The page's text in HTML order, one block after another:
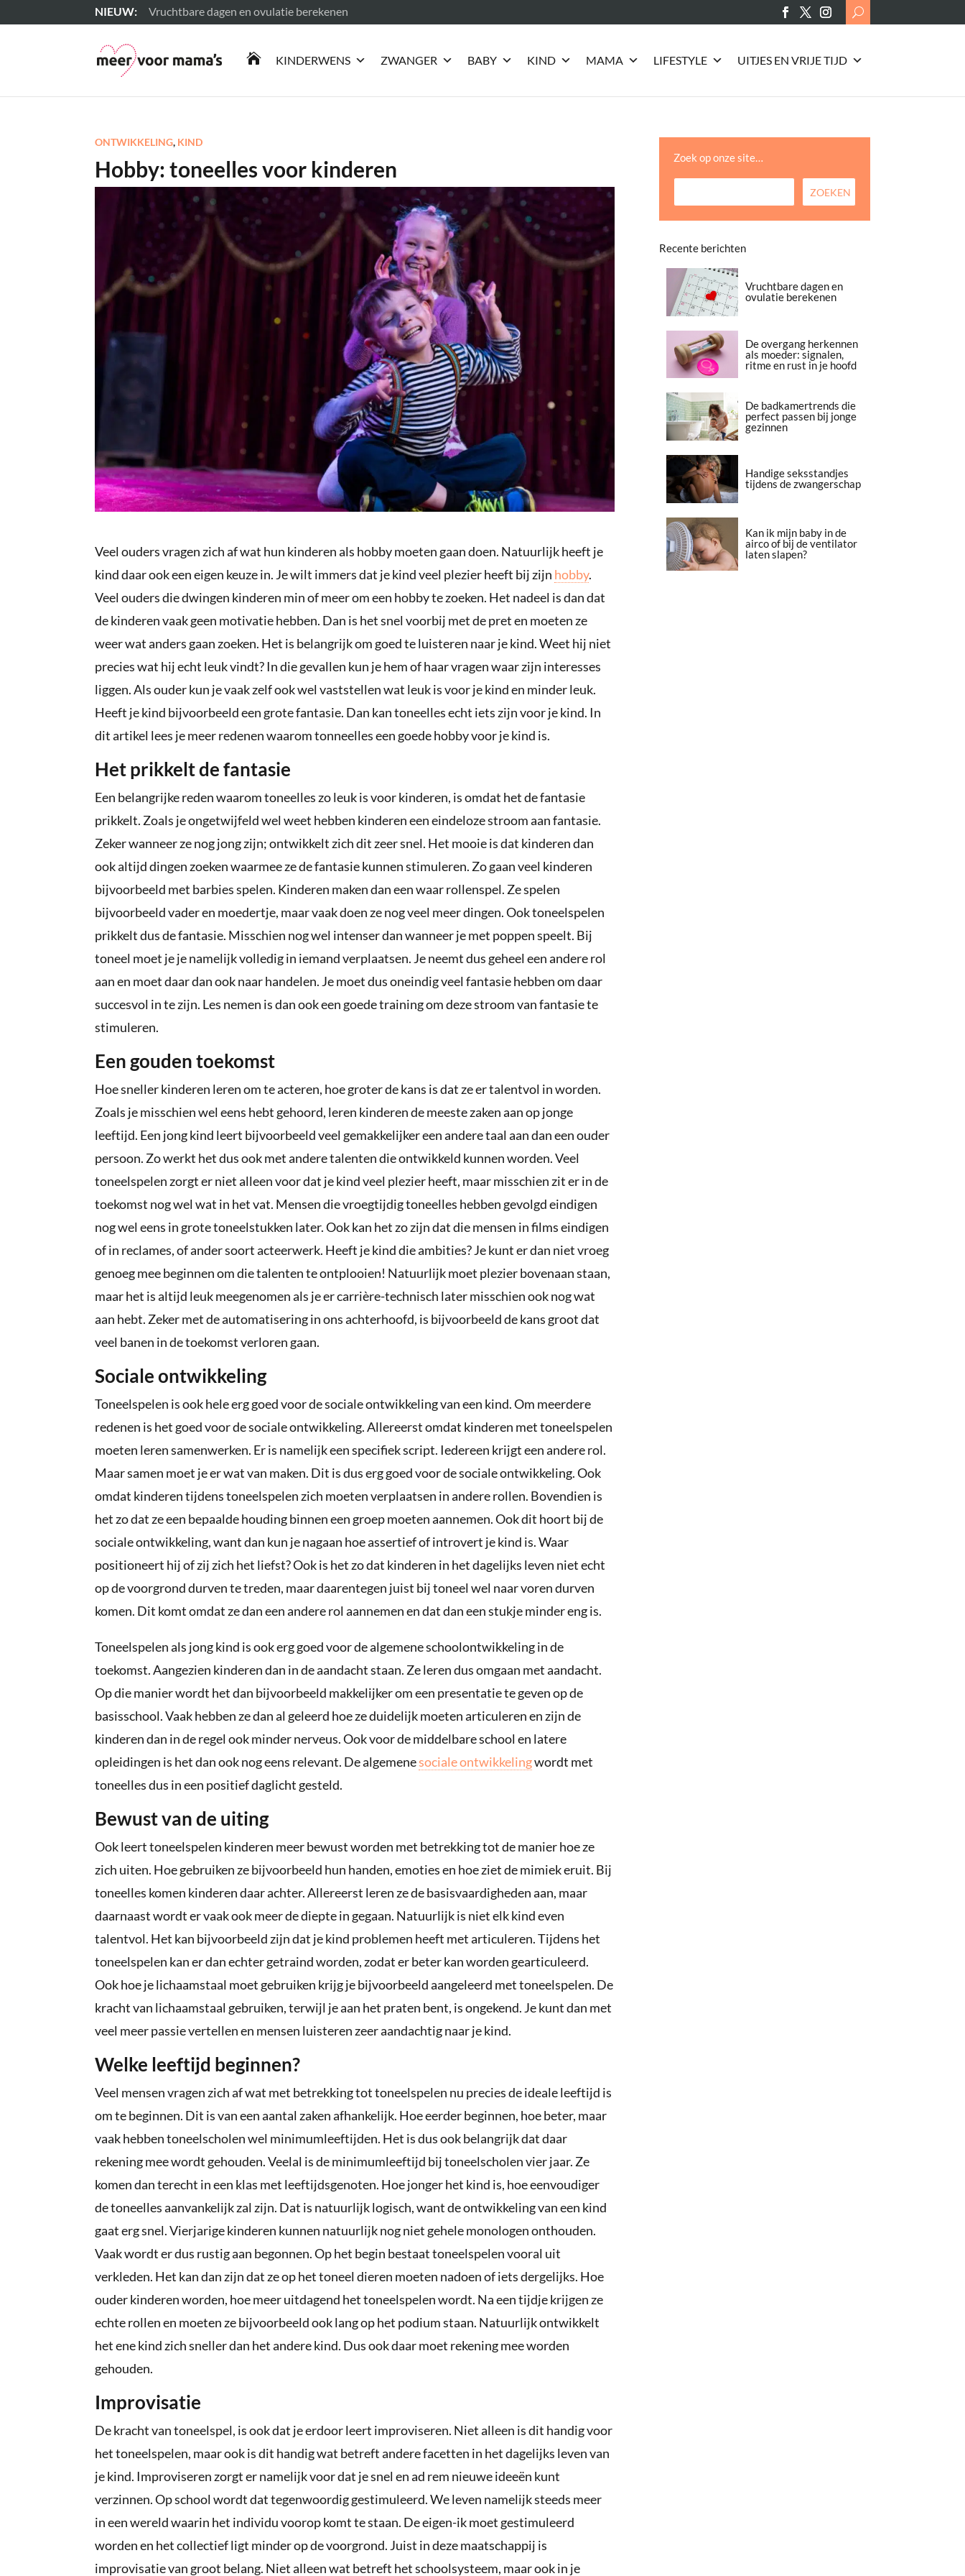
Vruchtbare dagen en ovulatie berekenen
Lees meer
Search
for:
 KINDERWENS ZWANGER BABY KIND MAMA LIFESTYLE UITJES EN VRIJE TIJD
ONTWIKKELING, KIND
Hobby: toneelles voor kinderen
Veel ouders vragen zich af wat hun kinderen als hobby moeten gaan doen. Natuurlijk heeft je
kind daar ook een eigen keuze in. Je wilt immers dat je kind veel plezier heeft bij zijn hobby.
Veel ouders die dwingen kinderen min of meer om een hobby te zoeken. Het nadeel is dan dat
de kinderen vaak geen motivatie hebben. Dan is het snel voorbij met de pret en moeten ze
weer wat anders gaan zoeken. Het is belangrijk om goed te luisteren naar je kind. Weet hij niet
precies wat hij echt leuk vindt? In die gevallen kun je hem of haar vragen waar zijn interesses
liggen. Als ouder kun je vaak zelf ook wel vaststellen wat leuk is voor je kind en minder leuk.
Heeft je kind bijvoorbeeld een grote fantasie. Dan kan toneelles echt iets zijn voor je kind. In
dit artikel lees je meer redenen waarom tonneelles een goede hobby voor je kind is.
Het prikkelt de fantasie
Een belangrijke reden waarom toneelles zo leuk is voor kinderen, is omdat het de fantasie
prikkelt. Zoals je ongetwijfeld wel weet hebben kinderen een eindeloze stroom aan fantasie.
Zeker wanneer ze nog jong zijn; ontwikkelt zich dit zeer snel. Het mooie is dat kinderen dan
ook altijd dingen zoeken waarmee ze de fantasie kunnen stimuleren. Zo gaan veel kinderen
bijvoorbeeld met barbies spelen. Kinderen maken dan een waar rollenspel. Ze spelen
bijvoorbeeld vader en moedertje, maar vaak doen ze nog veel meer dingen. Ook toneelspelen
prikkelt dus de fantasie. Misschien nog wel intenser dan wanneer je met poppen speelt. Bij
toneel moet je je namelijk volledig in iemand verplaatsen. Je neemt dus geheel een andere rol
aan en moet daar dan ook naar handelen. Je moet dus oneindig veel fantasie hebben om daar
succesvol in te zijn. Les nemen is dan ook een goede training om deze stroom van fantasie te
stimuleren.
Een gouden toekomst
Hoe sneller kinderen leren om te acteren, hoe groter de kans is dat ze er talentvol in worden.
Zoals je misschien wel eens hebt gehoord, leren kinderen de meeste zaken aan op jonge
leeftijd. Een jong kind leert bijvoorbeeld veel gemakkelijker een andere taal aan dan een ouder
persoon. Zo werkt het dus ook met andere talenten die ontwikkeld kunnen worden. Veel
toneelspelen zorgt er niet alleen voor dat je kind veel plezier heeft, maar misschien zit er in de
toekomst nog wel wat in het vat. Mensen die vroegtijdig toneelles hebben gevolgd eindigen
nog wel eens in grote toneelstukken later. Ook kan het zo zijn dat die mensen in films eindigen
of in reclames, of ander soort acteerwerk. Heeft je kind die ambities? Je kunt er dan niet vroeg
genoeg mee beginnen om die talenten te ontplooien! Natuurlijk moet plezier bovenaan staan,
maar het is altijd leuk meegenomen als je er carrière-technisch later misschien ook nog wat
aan hebt. Zeker met de automatisering in ons achterhoofd, is bijvoorbeeld de kans groot dat
veel banen in de toekomst verloren gaan.
Sociale ontwikkeling
Toneelspelen is ook hele erg goed voor de sociale ontwikkeling van een kind. Om meerdere
redenen is het goed voor de sociale ontwikkeling. Allereerst omdat kinderen met toneelspelen
moeten leren samenwerken. Er is namelijk een specifiek script. Iedereen krijgt een andere rol.
Maar samen moet je er wat van maken. Dit is dus erg goed voor de sociale ontwikkeling. Ook
omdat kinderen tijdens toneelspelen zich moeten verplaatsen in andere rollen. Bovendien is
het zo dat ze een bepaalde houding binnen een groep moeten aannemen. Ook dit hoort bij de
sociale ontwikkeling, want dan kun je nagaan hoe assertief of introvert je kind is. Waar
positioneert hij of zij zich het liefst? Ook is het zo dat kinderen in het dagelijks leven niet echt
op de voorgrond durven te treden, maar daarentegen juist bij toneel wel naar voren durven
komen. Dit komt omdat ze dan een andere rol aannemen en dat dan een stukje minder eng is.
Toneelspelen als jong kind is ook erg goed voor de algemene schoolontwikkeling in de
toekomst. Aangezien kinderen dan in de aandacht staan. Ze leren dus omgaan met aandacht.
Op die manier wordt het dan bijvoorbeeld makkelijker om een presentatie te geven op de
basisschool. Vaak hebben ze dan al geleerd hoe ze duidelijk moeten articuleren en zijn de
kinderen dan in de regel ook minder nerveus. Ook voor de middelbare school en latere
opleidingen is het dan ook nog eens relevant. De algemenesociale ontwikkelingwordt met
toneelles dus in een positief daglicht gesteld.
Bewust van de uiting
Ook leert toneelspelen kinderen meer bewust worden met betrekking tot de manier hoe ze
zich uiten. Hoe gebruiken ze bijvoorbeeld hun handen, emoties en hoe ziet de mimiek eruit. Bij
toneelles komen kinderen daar achter. Allereerst leren ze de basisvaardigheden aan, maar
daarnaast wordt er vaak ook meer de diepte in gegaan. Natuurlijk is niet elk kind even
talentvol. Het kan bijvoorbeeld zijn dat je kind problemen heeft met articuleren. Tijdens het
toneelspelen kan er dan echter getraind worden, zodat er beter kan worden gearticuleerd.
Ook hoe je lichaamstaal moet gebruiken krijg je bijvoorbeeld aangeleerd met toneelspelen. De
kracht van lichaamstaal gebruiken, terwijl je aan het praten bent, is ongekend. Je kunt dan met
veel meer passie vertellen en mensen luisteren zeer aandachtig naar je kind.
Welke leeftijd beginnen?
Veel mensen vragen zich af wat met betrekking tot toneelspelen nu precies de ideale leeftijd is
om te beginnen. Dit is van een aantal zaken afhankelijk. Hoe eerder beginnen, hoe beter, maar
vaak hebben toneelscholen wel minimumleeftijden. Het is dus ook belangrijk dat daar
rekening mee wordt gehouden. Veelal is de minimumleeftijd bij toneelscholen vier jaar. Ze
komen dan terecht in een klas met leeftijdsgenoten. Hoe jonger het kind is, hoe eenvoudiger
de toneelles aanvankelijk zal zijn. Dat is natuurlijk logisch, want de ontwikkeling van een kind
gaat erg snel. Vierjarige kinderen kunnen natuurlijk nog niet gehele monologen onthouden.
Vaak wordt er dus rustig aan begonnen. Op het begin bestaat toneelspelen vooral uit
verkleden. Het kan dan zijn dat ze op het toneel dieren moeten nadoen of iets dergelijks. Hoe
ouder kinderen worden, hoe meer uitdagend het toneelspelen wordt. Na een tijdje krijgen ze
echte rollen en moeten ze bijvoorbeeld ook lang op het podium staan. Natuurlijk ontwikkelt
het ene kind zich sneller dan het andere kind. Dus ook daar moet rekening mee worden
gehouden.
Improvisatie
De kracht van toneelspel, is ook dat je erdoor leert improviseren. Niet alleen is dit handig voor
het toneelspelen, maar ook is dit handig wat betreft andere facetten in het dagelijks leven van
je kind. Improviseren zorgt er namelijk voor dat je snel en ad rem nieuwe ideeën kunt
verzinnen. Op school wordt dat tegenwoordig gestimuleerd. We leven namelijk steeds meer
in een wereld waarin het individu voorop komt te staan. De eigen-ik moet gestimuleerd
worden en het collectief ligt minder op de voorgrond. Juist in deze maatschappij is
improvisatie van groot belang. Niet alleen wat betreft het schoolsysteem, maar ook in je
Zoek op onze site…
Recente berichten
Vruchtbare dagen en
ovulatie berekenen
De overgang herkennen
als moeder: signalen,
ritme en rust in je hoofd
De badkamertrends die
perfect passen bij jonge
gezinnen
Handige seksstandjes
tijdens de zwangerschap
Kan ik mijn baby in de
airco of bij de ventilator
laten slapen?